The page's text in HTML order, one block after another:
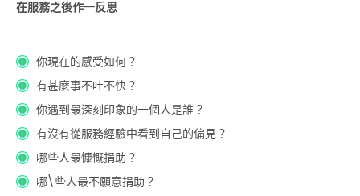
在服務之後作一反思
你現在的感受如何？
有甚麼事不吐不快？
你遇到最深刻印象的一個人是誰？
有沒有從服務經驗中看到自己的偏見？
哪些人最慷慨捐助？
哪\些人最不願意捐助？